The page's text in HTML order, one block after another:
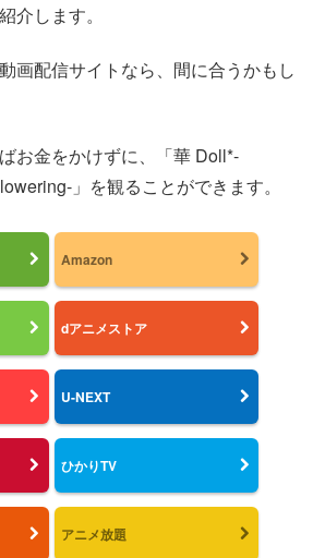
介します。
画配信サイトなら、間に合うかもし
お金をかけずに、「華 Doll*-
」を観ることができます。
Amazon
dアニメストア
U-NEXT
ひかりTV
アニメ放題